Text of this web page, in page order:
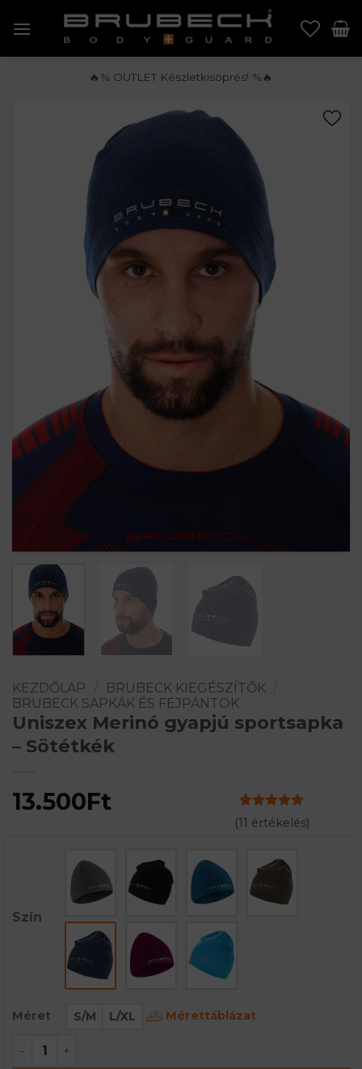
🔥% OUTLET Készletkisöprés! %🔥
KEZDŐLAP BRUBECK KIEGÉSZÍTŐK
BRUBECK SAPKÁK ÉS FEJPÁNTOK
Uniszex Merinó gyapjú sportsapka
– Sötétkék
13.500Ft
Értékelés
11
értékelés
alapján
(11 értékelés)
Szín
Méret S/M L/XL Mérettáblázat
Uniszex Merinó gyapjú sportsapka - Sötétkék